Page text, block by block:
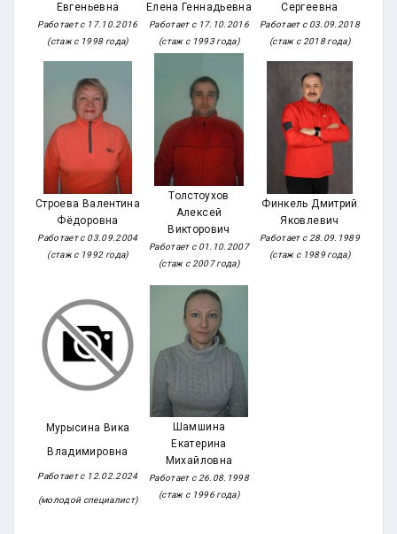
Евгеньевна
Работает с 17.10.2016
(стаж с 1998 года)
Елена Геннадьевна
Работает с 17.10.2016
(стаж с 1993 года)
Сергеевна
Работает с 03.09.2018
(стаж с 2018 года)
Строева Валентина
Фёдоровна
Работает с 03.09.2004
(стаж с 1992 года)
Толстоухов
Алексей
Викторович
Работает с 01.10.2007
(стаж с 2007 года)
Финкель Дмитрий
Яковлевич
Работает с 28.09.1989
(стаж с 1989 года)
Мурысина Вика
Владимировна
Работает с 12.02.2024
(молодой специалист)
Шамшина
Екатерина
Михайловна
Работает с 26.08.1998
(стаж с 1996 года)